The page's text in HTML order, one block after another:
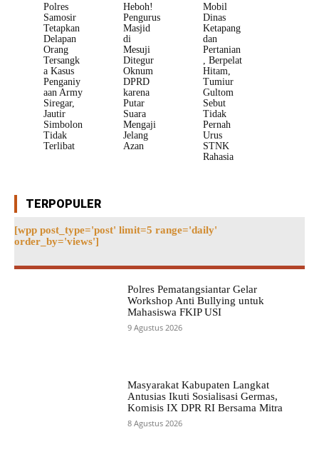
Polres
Samosir
Tetapkan
Delapan
Orang
Tersangk
a Kasus
Penganiy
aan Army
Siregar,
Jautir
Simbolon
Tidak
Terlibat
Heboh!
Pengurus
Masjid
di
Mesuji
Ditegur
Oknum
DPRD
karena
Putar
Suara
Mengaji
Jelang
Azan
Mobil
Dinas
Ketapang
dan
Pertanian
, Berpelat
Hitam,
Tumiur
Gultom
Sebut
Tidak
Pernah
Urus
STNK
Rahasia
TERPOPULER
[wpp post_type='post' limit=5 range='daily'
order_by='views']
Polres Pematangsiantar Gelar
Workshop Anti Bullying untuk
Mahasiswa FKIP USI
9 Agustus 2026
Masyarakat Kabupaten Langkat
Antusias Ikuti Sosialisasi Germas,
Komisis IX DPR RI Bersama Mitra
8 Agustus 2026